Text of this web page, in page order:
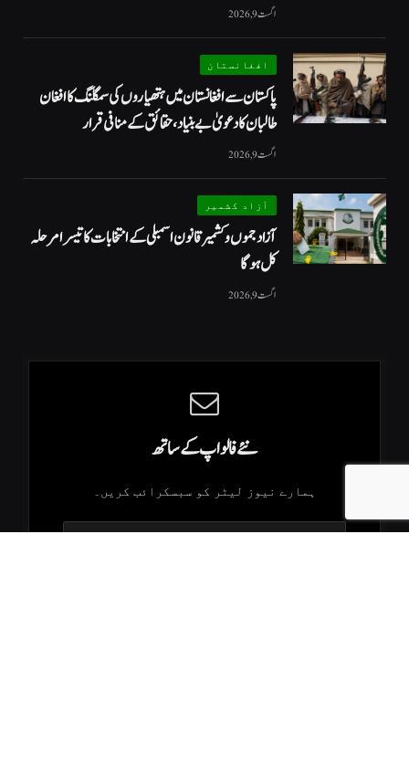
اگست 9, 2026
افغانستان
پاکستان سے افغانستان میں ہتھیاروں کی سمگلنگ کا افغان
طالبان کا دعویٰ بے بنیاد، حقائق کے منافی قرار
اگست 9, 2026
آزاد کشمیر
آزاد جموں و کشمیر قانون اسمبلی کے انتخابات کا تیسرا مرحلہ
کل ہوگا
اگست 9, 2026
نئے فالو اپ کے ساتھ
ہمارے نیوز لیٹر کو سبسکرائب کریں۔